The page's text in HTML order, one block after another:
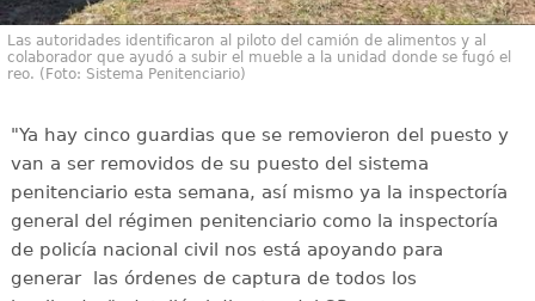
Las autoridades identificaron al piloto del camión de alimentos y al
colaborador que ayudó a subir el mueble a la unidad donde se fugó el
reo. (Foto: Sistema Penitenciario)
"Ya hay cinco guardias que se removieron del puesto y
van a ser removidos de su puesto del sistema
penitenciario esta semana, así mismo ya la inspectoría
general del régimen penitenciario como la inspectoría
de policía nacional civil nos está apoyando para
generar las órdenes de captura de todos los